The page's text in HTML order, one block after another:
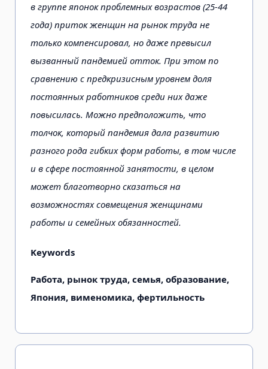
в группе японок проблемных возрастов (25-44
года) приток женщин на рынок труда не
только компенсировал, но даже превысил
вызванный пандемией отток. При этом по
сравнению с предкризисным уровнем доля
постоянных работников среди них даже
повысилась. Можно предположить, что
толчок, который пандемия дала развитию
разного рода гибких форм работы, в том числе
и в сфере постоянной занятости, в целом
может благотворно сказаться на
возможностях совмещения женщинами
работы и семейных обязанностей.
Keywords
Работа, рынок труда, семья, образование,
Япония, вименомика, фертильность